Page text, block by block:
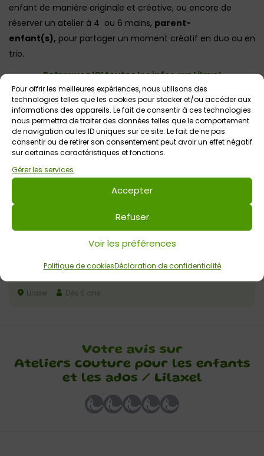
Pour offrir les meilleures expériences, nous utilisons des
technologies telles que les cookies pour stocker et/ou accéder aux
informations des appareils. Le fait de consentir à ces technologies
nous permettra de traiter des données telles que le comportement
de navigation ou les ID uniques sur ce site. Le fait de ne pas
consentir ou de retirer son consentement peut avoir un effet négatif
sur certaines caractéristiques et fonctions.
Gérer les services
Accepter
Refuser
Voir les préférences
Politique de cookiesDéclaration de confidentialité
enfant de manière originale et créative, ou encore de
réserver un atelier à 4 ou 6 mains, parent-
enfant(s), pour partager un moment créatif en duo ou en
trio.
Retrouvez ICI toutes les infos sur Lilaxel
Autres événementsà venir Voir tout
10 août 2026 > 14 août 2026
Ateliers couture pour enfants et ados avec
Lilaxel Dès 6 ans
Votre avis sur
Ateliers couture pour les enfants
et les ados / Lilaxel